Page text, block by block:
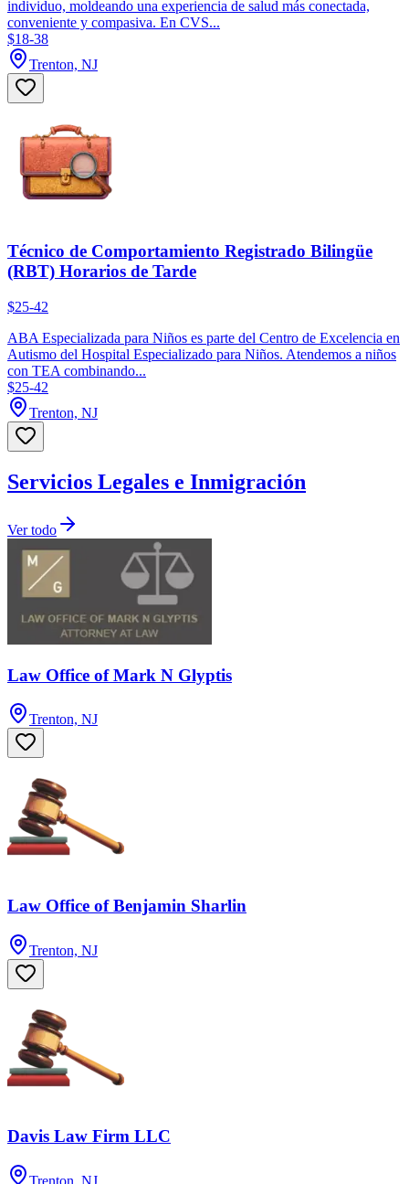
individuo, moldeando una experiencia de salud más conectada,
conveniente y compasiva. En CVS...
$18-38
Trenton, NJ
Técnico de Comportamiento Registrado Bilingüe
(RBT) Horarios de Tarde
$25-42
ABA Especializada para Niños es parte del Centro de Excelencia en
Autismo del Hospital Especializado para Niños. Atendemos a niños
con TEA combinando...
$25-42
Trenton, NJ
Servicios Legales e Inmigración
Ver todo
Law Office of Mark N Glyptis
Trenton, NJ
Law Office of Benjamin Sharlin
Trenton, NJ
Davis Law Firm LLC